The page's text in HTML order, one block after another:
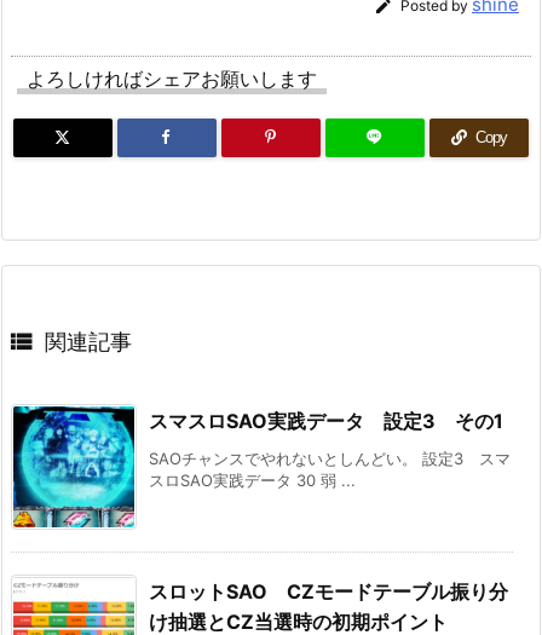
 Posted by
よろしければシェアお願いします
Copy
 関連記事
スマスロSAO実践データ 設定3 その1
SAOチャンスでやれないとしんどい。 設定3 スマ
スロSAO実践データ 30 弱 ...
スロットSAO CZモードテーブル振り分
け抽選とCZ当選時の初期ポイント